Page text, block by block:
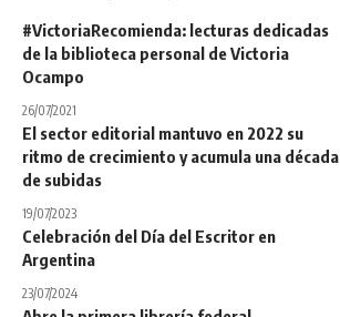
#VictoriaRecomienda: lecturas dedicadas
de la biblioteca personal de Victoria
Ocampo
26/07/2021
El sector editorial mantuvo en 2022 su
ritmo de crecimiento y acumula una década
de subidas
19/07/2023
Celebración del Día del Escritor en
Argentina
23/07/2024